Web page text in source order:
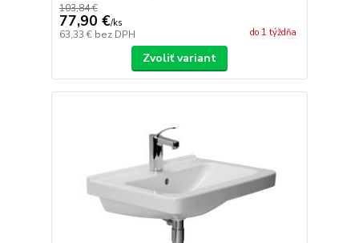
103,84 €
77,90 €/ks
63,33 € bez DPH do 1 týždňa
Zvoliť variant